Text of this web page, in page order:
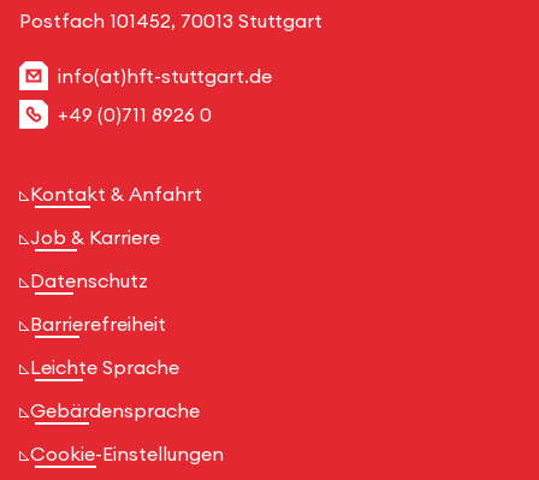
Postfach 101452, 70013 Stuttgart
info(at)hft-stuttgart.de
+49 (0)711 8926 0
Kontakt & Anfahrt
Job & Karriere
Datenschutz
Barrierefreiheit
Leichte Sprache
Gebärdensprache
Cookie-Einstellungen